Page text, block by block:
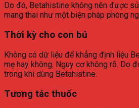
Do đó, Betahistine không nên được
mang thai như một biện pháp phòng
Thời kỳ cho con bú
Không có dữ liệu để khẳng định liệu
mẹ hay không. Nguy cơ không rõ. Do
trong khi dùng Betahistine.
Tương tác thuốc